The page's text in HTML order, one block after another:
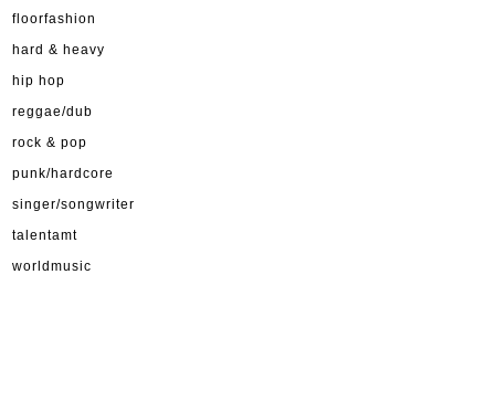
floorfashion
hard & heavy
hip hop
reggae/dub
rock & pop
punk/hardcore
singer/songwriter
talentamt
worldmusic